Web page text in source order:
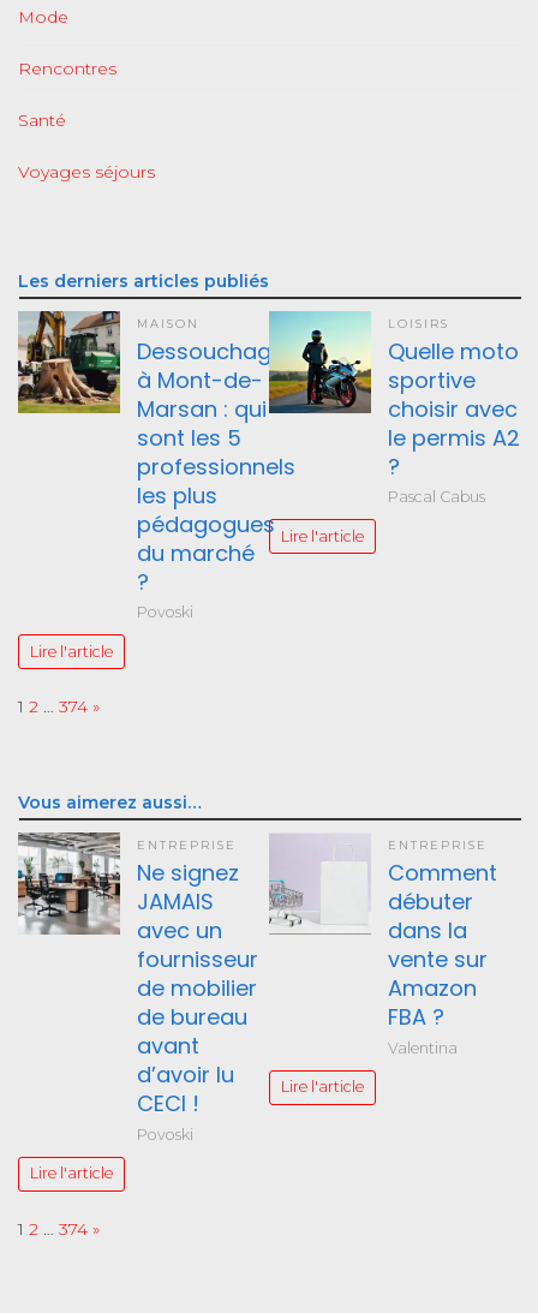
Mode
Rencontres
Santé
Voyages séjours
Les derniers articles publiés
MAISON
Dessouchage
à Mont-de-
Marsan : qui
sont les 5
professionnels
les plus
pédagogues
du marché
?
Povoski
Lire l'article
LOISIRS
Quelle moto
sportive
choisir avec
le permis A2
?
Pascal Cabus
Lire l'article
Page:
1 2 … 374 Next
»
Vous aimerez aussi…
ENTREPRISE
Ne signez
JAMAIS
avec un
fournisseur
de mobilier
de bureau
avant
d’avoir lu
CECI !
Povoski
Lire l'article
ENTREPRISE
Comment
débuter
dans la
vente sur
Amazon
FBA ?
Valentina
Lire l'article
Page:
1 2 … 374 Next
»